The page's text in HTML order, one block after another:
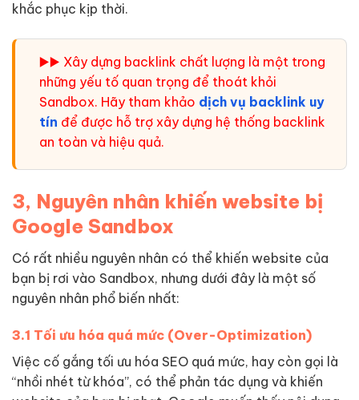
khắc phục kịp thời.
▶️▶️ Xây dựng backlink chất lượng là một trong
những yếu tố quan trọng để thoát khỏi
Sandbox. Hãy tham khảo dịch vụ backlink uy
tín để được hỗ trợ xây dựng hệ thống backlink
an toàn và hiệu quả.
3, Nguyên nhân khiến website bị
Google Sandbox
Có rất nhiều nguyên nhân có thể khiến website của
bạn bị rơi vào Sandbox, nhưng dưới đây là một số
nguyên nhân phổ biến nhất:
3.1 Tối ưu hóa quá mức (Over-Optimization)
Việc cố gắng tối ưu hóa SEO quá mức, hay còn gọi là
“nhồi nhét từ khóa”, có thể phản tác dụng và khiến